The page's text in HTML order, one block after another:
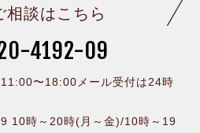
相談はこちら
4192-09
〜18:00メール受付は24時
10時～20時(月～金)/10時～19